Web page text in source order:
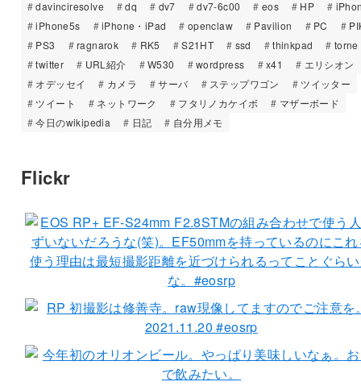
davinciresolve
dq dv7 dv7-6c00 eos HP
iPhone5s
iPhone・iPad openclaw Pavilion PC
PS3
ragnarok RK5 S21HT ssd thinkpad
torne
twitter
URL紹介 W530 wordpress x41
エリシオン
オデッセイ
カメラ サーバ ステップワゴン
ツイッター
ツイート
ネットワーク フタリノカケイボ
マザーボード
今日のwikipedia
日記 自分用メモ
Flickr